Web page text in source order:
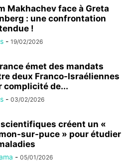
Makhachev face à Greta
: une confrontation
!
- 19/02/2026
émet des mandats
deux Franco-Israéliennes
complicité de...
- 03/02/2026
scientifiques créent un «
sur-puce » pour étudier
- 05/01/2026